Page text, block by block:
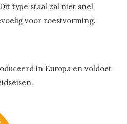
type staal zal niet snel
voor roestvorming.
in Europa en voldoet